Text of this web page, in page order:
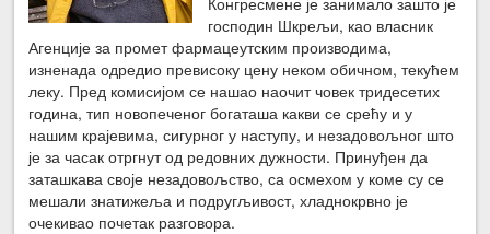
господин Шкрељи, као власник
Агенције за промет фармацеутским производима,
изненада одредио превисоку цену неком обичном, текућем
леку. Пред комисијом се нашао наочит човек тридесетих
година, тип новопеченог богаташа какви се срећу и у
нашим крајевима, сигурног у наступу, и незадовољног што
је за часак отргнут од редовних дужности. Принуђен да
заташкава своје незадовољство, са осмехом у коме су се
мешали знатижеља и подругљивост, хладнокрвно је
очекивао почетак разговора.